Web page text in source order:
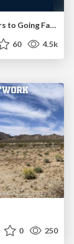
Put a Button on it: Removing Barriers to Going Fast.
60 4.5k
0 250